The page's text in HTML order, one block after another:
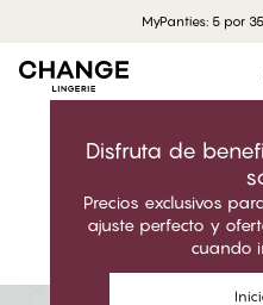
Envío gratuito en
Disfruta de
Precios exclusivos
ajuste perfecto y
cuando
Clásico.
Comprar